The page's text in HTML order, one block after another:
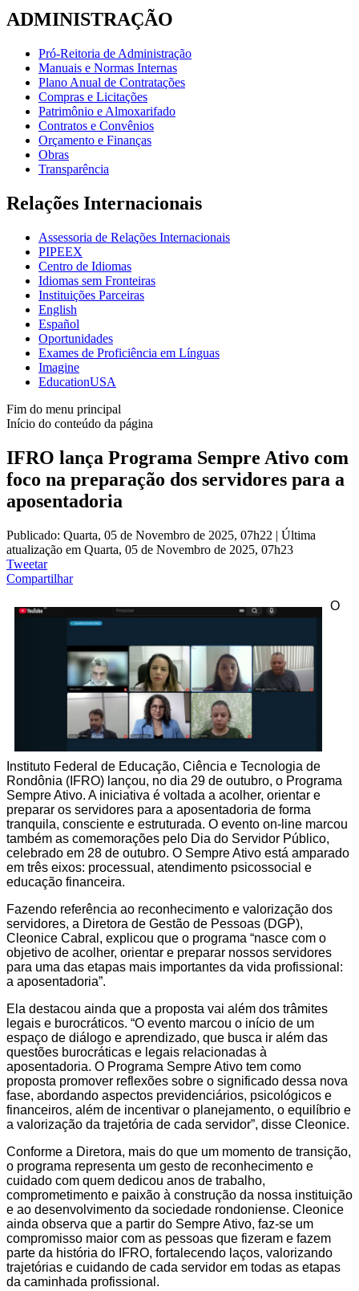
ADMINISTRAÇÃO
Pró-Reitoria de Administração
Manuais e Normas Internas
Plano Anual de Contratações
Compras e Licitações
Patrimônio e Almoxarifado
Contratos e Convênios
Orçamento e Finanças
Obras
Transparência
Relações Internacionais
Assessoria de Relações Internacionais
PIPEEX
Centro de Idiomas
Idiomas sem Fronteiras
Instituições Parceiras
English
Español
Oportunidades
Exames de Proficiência em Línguas
Imagine
EducationUSA
Fim do menu principal
Início do conteúdo da página
IFRO lança Programa Sempre Ativo com
foco na preparação dos servidores para a
aposentadoria
Publicado: Quarta, 05 de Novembro de 2025, 07h22 | Última
atualização em Quarta, 05 de Novembro de 2025, 07h23
Tweetar
Compartilhar
O
Instituto Federal de Educação, Ciência e Tecnologia de
Rondônia (IFRO) lançou, no dia 29 de outubro, o Programa
Sempre Ativo. A iniciativa é voltada a acolher, orientar e
preparar os servidores para a aposentadoria de forma
tranquila, consciente e estruturada. O evento on-line marcou
também as comemorações pelo Dia do Servidor Público,
celebrado em 28 de outubro. O Sempre Ativo está amparado
em três eixos: processual, atendimento psicossocial e
educação financeira.
Fazendo referência ao reconhecimento e valorização dos
servidores, a Diretora de Gestão de Pessoas (DGP),
Cleonice Cabral, explicou que o programa “nasce com o
objetivo de acolher, orientar e preparar nossos servidores
para uma das etapas mais importantes da vida profissional:
a aposentadoria”.
Ela destacou ainda que a proposta vai além dos trâmites
legais e burocráticos. “O evento marcou o início de um
espaço de diálogo e aprendizado, que busca ir além das
questões burocráticas e legais relacionadas à
aposentadoria. O Programa Sempre Ativo tem como
proposta promover reflexões sobre o significado dessa nova
fase, abordando aspectos previdenciários, psicológicos e
financeiros, além de incentivar o planejamento, o equilíbrio e
a valorização da trajetória de cada servidor”, disse Cleonice.
Conforme a Diretora, mais do que um momento de transição,
o programa representa um gesto de reconhecimento e
cuidado com quem dedicou anos de trabalho,
comprometimento e paixão à construção da nossa instituição
e ao desenvolvimento da sociedade rondoniense. Cleonice
ainda observa que a partir do Sempre Ativo, faz-se um
compromisso maior com as pessoas que fizeram e fazem
parte da história do IFRO, fortalecendo laços, valorizando
trajetórias e cuidando de cada servidor em todas as etapas
da caminhada profissional.